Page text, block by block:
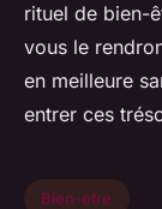
rituel de bien-
vous le
en meilleure
entrer ces
Bien-etre